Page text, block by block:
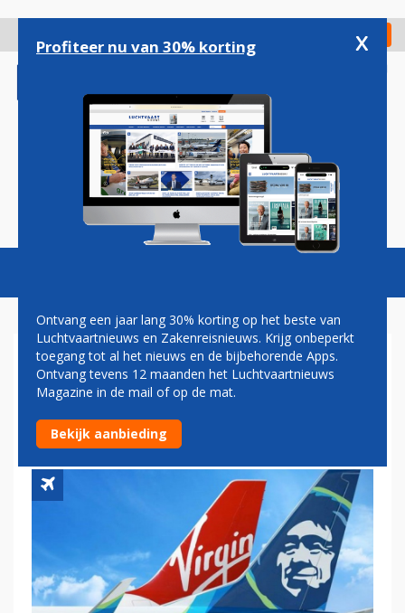
gaan
Check in
Magazine Podcasts Vacatures
ALASKA AIRLINES NEEMT
LAATSTE HORDE BIJ
OVERNAME VIRGIN AMERICA
Profiteer nu van 30% korting x
Ontvang een jaar lang 30% korting op het beste van
Luchtvaartnieuws en Zakenreisnieuws. Krijg onbeperkt
toegang tot al het nieuws en de bijbehorende Apps.
Ontvang tevens 12 maanden het Luchtvaartnieuws
Magazine in de mail of op de mat.
Bekijk aanbieding